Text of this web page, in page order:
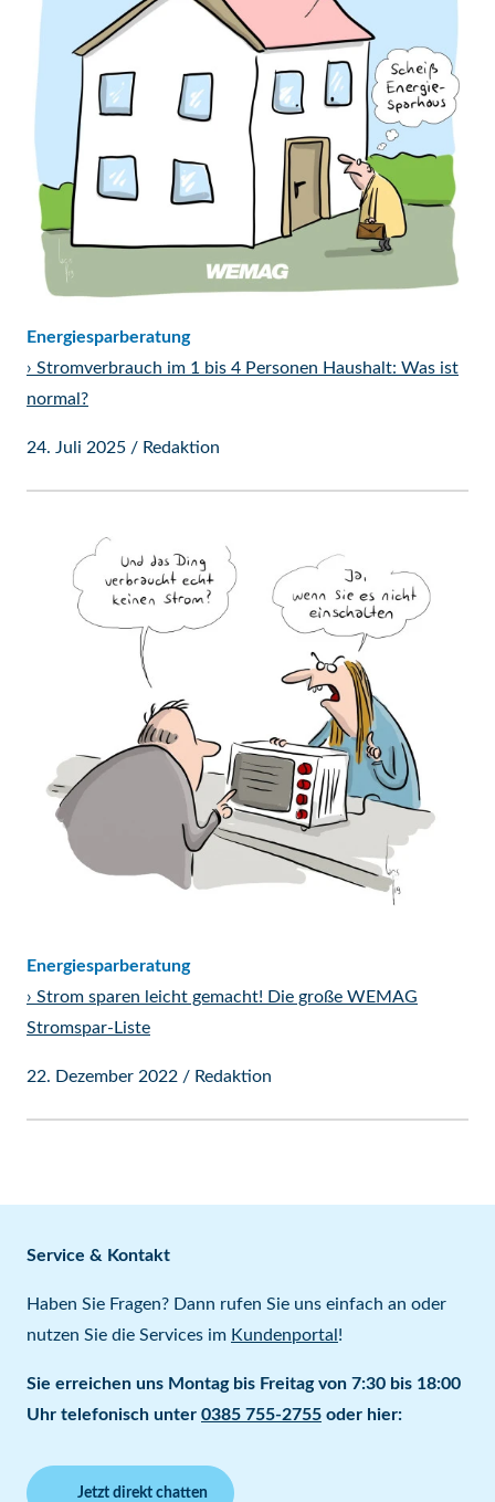
Energiesparberatung
› Stromverbrauch im 1 bis 4 Personen Haushalt: Was ist
normal?
24. Juli 2025 / Redaktion
Energiesparberatung
› Strom sparen leicht gemacht! Die große WEMAG
Stromspar-Liste
22. Dezember 2022 / Redaktion
Service & Kontakt
Haben Sie Fragen? Dann rufen Sie uns einfach an oder
nutzen Sie die Services im Kundenportal!
Sie erreichen uns Montag bis Freitag von 7:30 bis 18:00
Uhr telefonisch unter 0385 755-2755 oder hier:
Jetzt direkt chatten